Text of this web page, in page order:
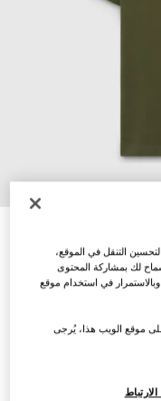
التنقل في الموقع،
لك بمشاركة المحتوى
في استخدام موقع
موقع الويب هذا، يُرجى